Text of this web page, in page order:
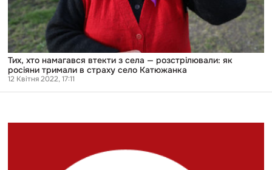
страху
село
Катюжанка
Тих, хто намагався втекти з села — розстрілювали: як
росіяни тримали в страху село Катюжанка
12 Квітня 2022, 17:11